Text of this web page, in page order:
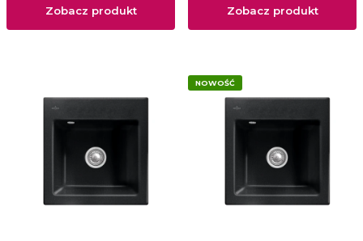
Zobacz produkt Zobacz produkt
NOWOŚĆ